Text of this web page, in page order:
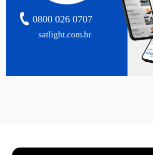
satlight.com.br
0800 026 0707